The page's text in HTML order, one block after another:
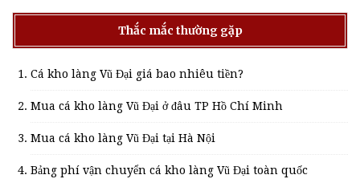
Thắc mắc thường gặp
Cá kho làng Vũ Đại giá bao nhiêu tiền?
Mua cá kho làng Vũ Đại ở đâu TP Hồ Chí Minh
Mua cá kho làng Vũ Đại tại Hà Nội
Bảng phí vận chuyển cá kho làng Vũ Đại toàn quốc